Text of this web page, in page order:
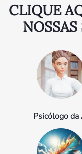
CLIQUE
NOSSAS
Psicólogo da